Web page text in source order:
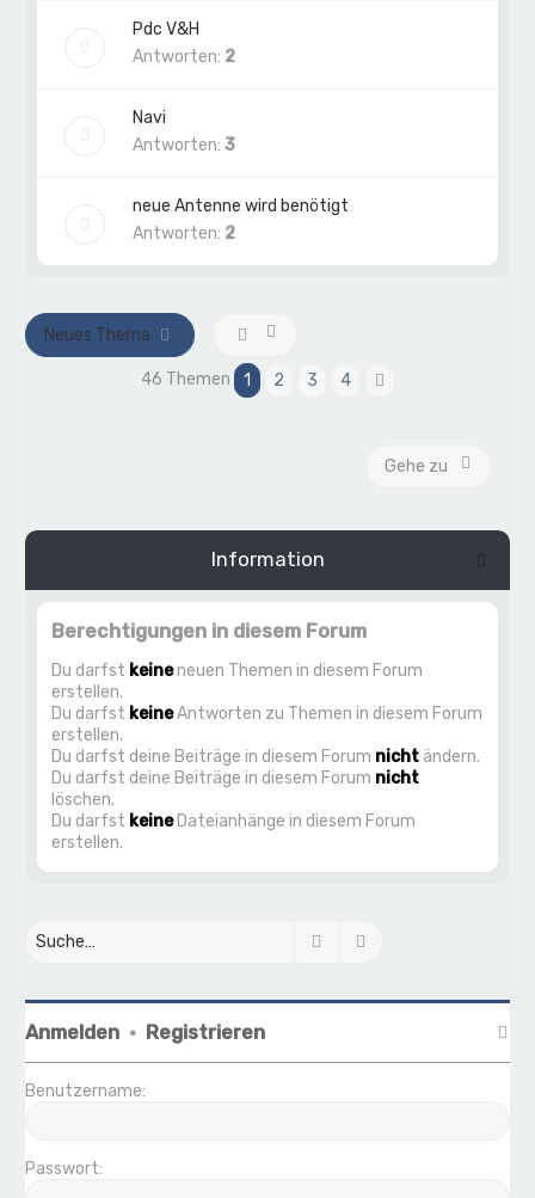
Pdc V&H
Antworten: 2
Navi
Antworten:3
neue Antenne wird benötigt
Antworten: 2
Neues Thema
46 Themen 1 2 3 4
Gehe zu
Information
Berechtigungen in diesem Forum
Du darfst keineneuen Themen in diesem Forum
erstellen.
Du darfst keineAntworten zu Themen in diesem Forum
erstellen.
Du darfst deine Beiträge in diesem Forum nicht ändern.
Du darfst deine Beiträge in diesem Forum nicht
löschen.
Du darfst keineDateianhänge in diesem Forum
erstellen.
Suche
Anmelden • Registrieren
Benutzername:
Passwort: